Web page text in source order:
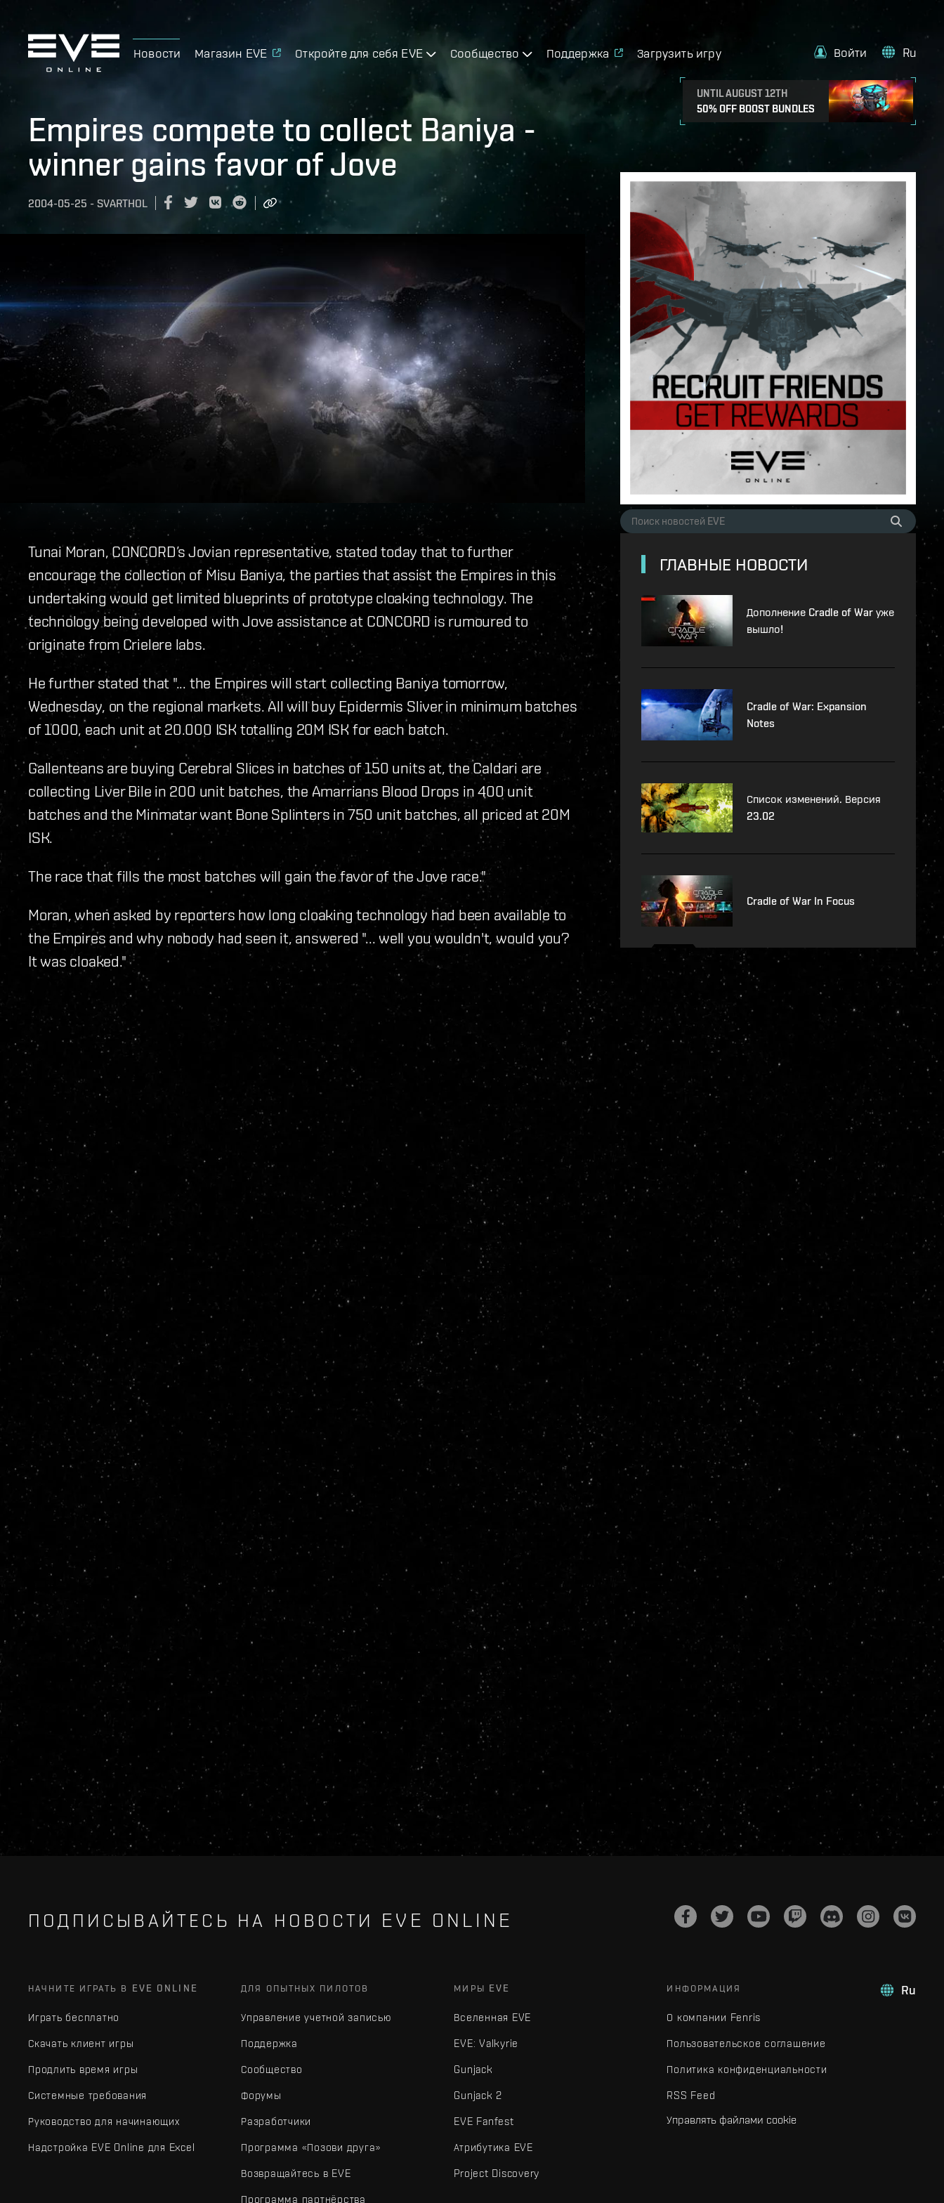
Новости Магазин EVE Откройте для себя EVE Сообщество Поддержка Загрузить игру
UNTIL AUGUST 12TH
50% OFF BOOST BUNDLES
Войти Ru
Empires compete to collect Baniya -
winner gains favor of Jove
2004-05-25 - SVARTHOL
Tunai Moran, CONCORD’s Jovian representative, stated today that to further
encourage the collection of Misu Baniya, the parties that assist the Empires in this
undertaking would get limited blueprints of prototype cloaking technology. The
technology being developed with Jove assistance at CONCORD is rumoured to
originate from Crielere labs.
He further stated that "... the Empires will start collecting Baniya tomorrow,
Wednesday, on the regional markets. All will buy Epidermis Sliver in minimum batches
of 1000, each unit at 20.000 ISK totalling 20M ISK for each batch.
Gallenteans are buying Cerebral Slices in batches of 150 units at, the Caldari are
collecting Liver Bile in 200 unit batches, the Amarrians Blood Drops in 400 unit
batches and the Minmatar want Bone Splinters in 750 unit batches, all priced at 20M
ISK.
The race that fills the most batches will gain the favor of the Jove race."
Moran, when asked by reporters how long cloaking technology had been available to
the Empires and why nobody had seen it, answered "... well you wouldn't, would you?
It was cloaked."
ГЛАВНЫЕ НОВОСТИ
Дополнение Cradle of War уже
вышло!
Cradle of War: Expansion
Notes
Список изменений. Версия
23.02
Cradle of War In Focus
ПОДПИСЫВАЙТЕСЬ НА НОВОСТИ EVE ONLINE
Ru
НАЧНИТЕ ИГРАТЬ В EVE ONLINE
Играть бесплатно
Скачать клиент игры
Продлить время игры
Системные требования
Руководство для начинающих
Надстройка EVE Online для Excel
ДЛЯ ОПЫТНЫХ ПИЛОТОВ
Управление учетной записью
Поддержка
Сообщество
Форумы
Разработчики
Программа «Позови друга»
Возвращайтесь в EVE
Программа партнёрства
МИРЫ EVE
Вселенная EVE
EVE: Valkyrie
Gunjack
Gunjack 2
EVE Fanfest
Атрибутика EVE
Project Discovery
ИНФОРМАЦИЯ
О компании Fenris
Пользовательское соглашение
Политика конфиденциальности
RSS Feed
Управлять файлами cookie